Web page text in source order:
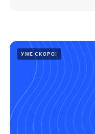
УЖЕ СКОРО!